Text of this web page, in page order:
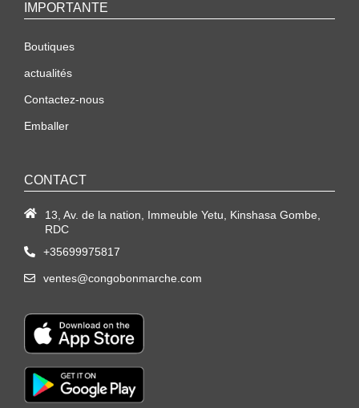
IMPORTANTE
Boutiques
actualités
Contactez-nous
Emballer
CONTACT
13, Av. de la nation, Immeuble Yetu, Kinshasa Gombe,
RDC
+35699975817
ventes@congobonmarche.com